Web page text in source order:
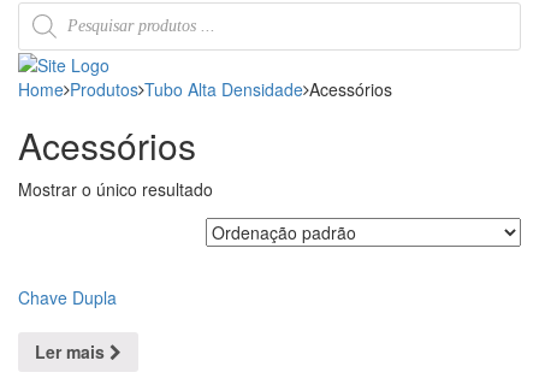
Products
search
Home Produtos Tubo Alta Densidade Acessórios
Acessórios
Mostrar o único resultado
Chave Dupla
Ler mais